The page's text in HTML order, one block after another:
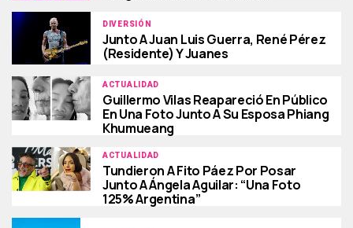
DIVERSIÓN
Junto A Juan Luis Guerra, René Pérez
(Residente) Y Juanes
ACTUALIDAD
Guillermo Vilas Reapareció En Público
En Una Foto Junto A Su Esposa Phiang
Khumueang
ACTUALIDAD
Tundieron A Fito Páez Por Posar
Junto A Ángela Aguilar: “Una Foto
125% Argentina”